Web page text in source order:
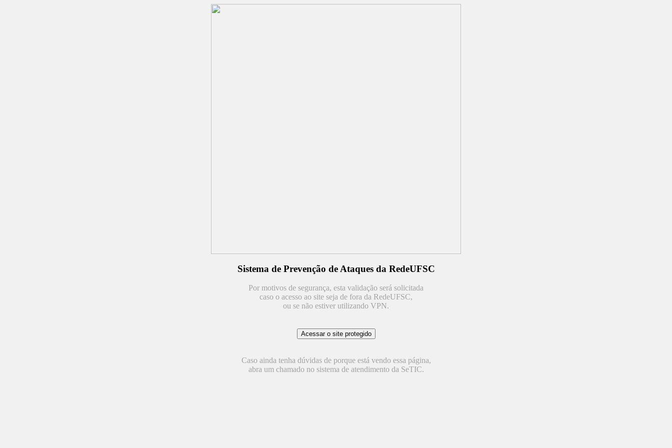
Sistema de Prevenção de Ataques da RedeUFSC
Por motivos de segurança, esta validação será solicitada
caso o acesso ao site seja de fora da RedeUFSC,
ou se não estiver utilizando VPN.
Caso ainda tenha dúvidas de porque está vendo essa página,
abra um chamado no sistema de atendimento da SeTIC.